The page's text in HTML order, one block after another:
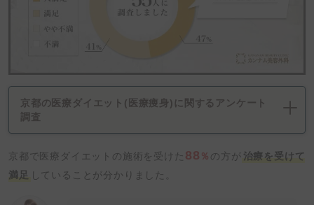
京都の医療ダイエット(医療痩身)に関するアンケート
調査
京都で医療ダイエットの施術を受けた 88 ％ の方が 治療を受けて
満足 していることが分かりました。